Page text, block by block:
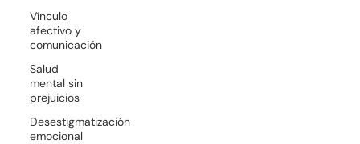
Vínculo
afectivo y
comunicación
Salud
mental sin
prejuicios
Desestigmatización
emocional